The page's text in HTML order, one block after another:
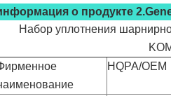
о продукте
Набор уплотнения
HQPA/OEM